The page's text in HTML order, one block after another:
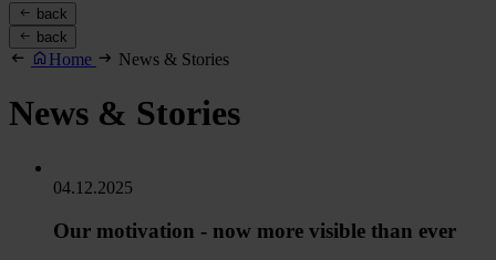
back
back
Home News & Stories
News & Stories
04.12.2025
Our motivation - now more visible than ever